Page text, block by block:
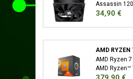
Assassin 120
Hinta
34,90 €
AMD Ryzen
AMD Ryzen™
AM5, 5 nm,
Hinta